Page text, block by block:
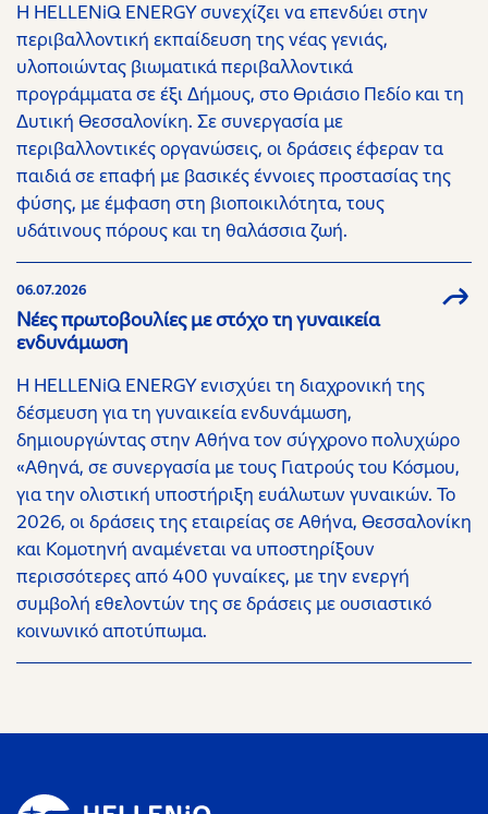
Η HELLENiQ ENERGY συνεχίζει να επενδύει στην
περιβαλλοντική εκπαίδευση της νέας γενιάς,
υλοποιώντας βιωματικά περιβαλλοντικά
προγράμματα σε έξι Δήμους, στο Θριάσιο Πεδίο και τη
Δυτική Θεσσαλονίκη. Σε συνεργασία με
περιβαλλοντικές οργανώσεις, οι δράσεις έφεραν τα
παιδιά σε επαφή με βασικές έννοιες προστασίας της
φύσης, με έμφαση στη βιοποικιλότητα, τους
υδάτινους πόρους και τη θαλάσσια ζωή.
06.07.2026
Νέες πρωτοβουλίες με στόχο τη γυναικεία
ενδυνάμωση
H HELLENiQ ENERGY ενισχύει τη διαχρονική της
δέσμευση για τη γυναικεία ενδυνάμωση,
δημιουργώντας στην Αθήνα τον σύγχρονο πολυχώρο
«Αθηνά, σε συνεργασία με τους Γιατρούς του Κόσμου,
για την ολιστική υποστήριξη ευάλωτων γυναικών. Το
2026, οι δράσεις της εταιρείας σε Αθήνα, Θεσσαλονίκη
και Κομοτηνή αναμένεται να υποστηρίξουν
περισσότερες από 400 γυναίκες, με την ενεργή
συμβολή εθελοντών της σε δράσεις με ουσιαστικό
κοινωνικό αποτύπωμα.